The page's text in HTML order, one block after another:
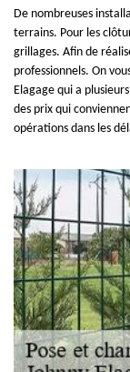
De nombreuses
terrains. Pour les
grillages. Afin de
professionnels. On
Elagage qui a
des prix qui
opérations dans les